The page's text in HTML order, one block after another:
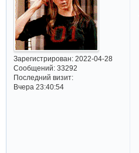
Зарегистрирован: 2022-04-28
Сообщений:33292
Последний визит:
Вчера 23:40:54